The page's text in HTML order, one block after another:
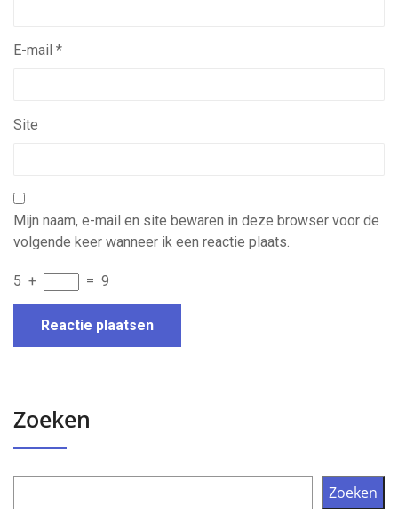
E-mail *
Site
Mijn naam, e-mail en site bewaren in deze browser voor de
volgende keer wanneer ik een reactie plaats.
5 + = 9
Zoeken
Zoeken